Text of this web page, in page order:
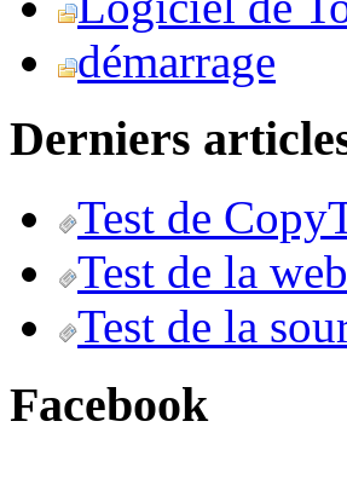
démarrage
Derniers
Test de
Test de la
Test de la
Facebook